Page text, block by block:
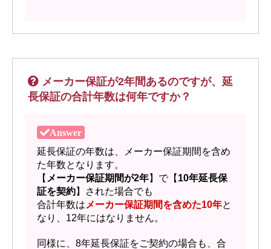
メーカー保証が2年間あるのですが、延
長保証の合計年数は何年ですか？
延長保証の年数は、メーカー保証期間を含め
た年数となります。
【 メーカー保証期間が2年】で【 10年延長保
証を契約】された場合でも
合計年数は メーカー保証期間を含めた10年と
なり、12年にはなりません。
同様に、8年延長保証をご契約の場合も、合